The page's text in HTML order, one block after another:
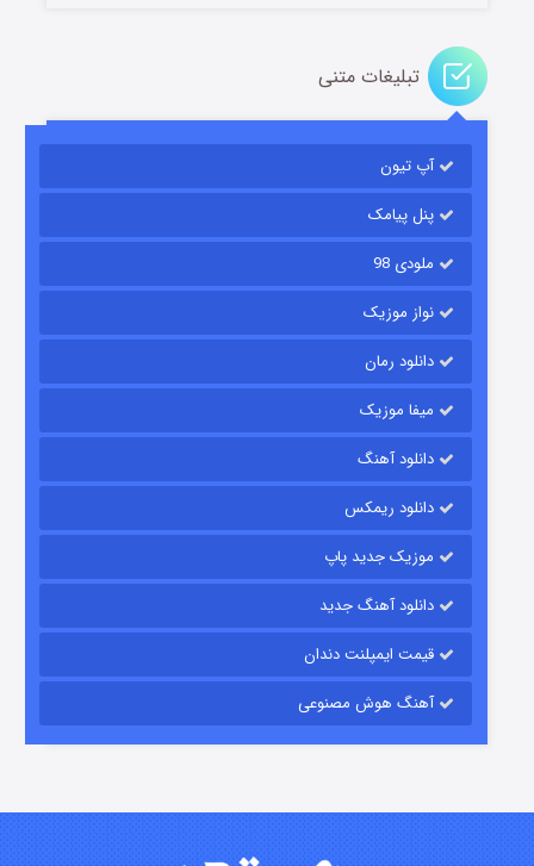
قسمت
قسمت۷ (زیرنویس) منتشر شد
تبلیغات متنی
آپ تیون
پنل پیامک
ملودی 98
نواز موزیک
دانلود رمان
میفا موزیک
دانلود آهنگ
دانلود ریمکس
موزیک جدید پاپ
دانلود آهنگ جدید
قیمت ایمپلنت دندان
آهنگ هوش مصنوعی